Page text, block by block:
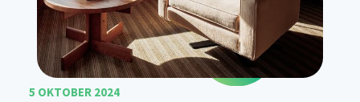
5 OKTOBER 2024